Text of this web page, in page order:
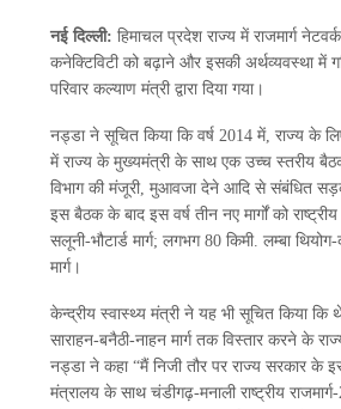
नई दिल्ली: हिमाचल प्रदेश राज्य में राजमार्ग
कनेक्टिविटी को बढ़ाने और इसकी अर्थव्यवस्था
परिवार कल्याण मंत्री द्वारा दिया गया।
नड्डा ने सूचित किया कि वर्ष 2014 में, राज्य के
में राज्य के मुख्यमंत्री के साथ एक उच्च स्तरीय
विभाग की मंजूरी, मुआवजा देने आदि से संबंधित सड़क
इस बैठक के बाद इस वर्ष तीन नए मार्गों को
सलूनी-भौटार्ड मार्ग; लगभग 80 किमी. लम्बा
मार्ग।
केन्द्रीय स्वास्थ्य मंत्री ने यह भी सूचित किया
साराहन-बनैठी-नाहन मार्ग तक विस्तार करने के
नड्डा ने कहा “मैं निजी तौर पर राज्य सरकार के
मंत्रालय के साथ चंडीगढ़-मनाली राष्ट्रीय